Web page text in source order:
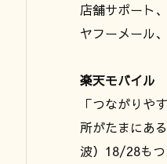
店舗サポート
ヤフーメール
楽天モバイル
「つながりや
所がたまにあ
波）18/28もつ